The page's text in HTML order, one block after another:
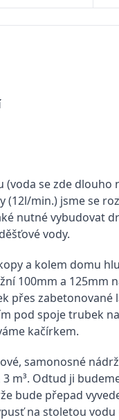
(voda se zde dlouho
min.) jsme se
nutné vybudovat
vody.
a kolem domu
100mm a 125mm
přes zabetonované
pod spoje trubek
kačírkem.
samonosné
m³. Odtud ji
bude přepad
na stoletou